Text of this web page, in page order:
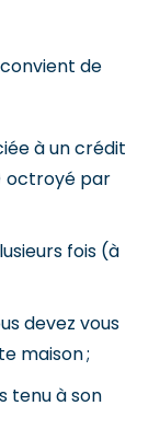
de
à un crédit
octroyé par
fois (à
devez vous
maison ;
tenu à son